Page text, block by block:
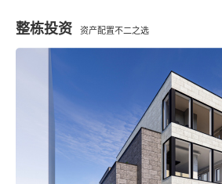
整栋投资 资产配置不二之选